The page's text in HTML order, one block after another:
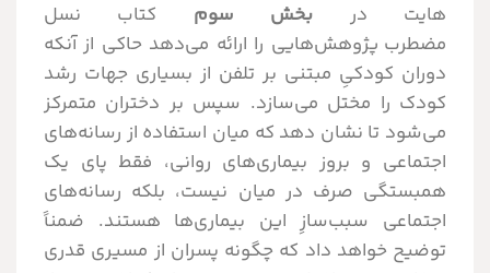
هایت در بخش سوم کتاب نسل
مضطرب پژوهش‌هایی را ارائه می‌دهد حاکی از آنکه
دوران کودکیِ مبتنی بر تلفن از بسیاری جهات رشد
کودک را مختل می‌سازد. سپس بر دختران متمرکز
می‌شود تا نشان دهد که میان استفاده از رسانه‌های
اجتماعی و بروز بیماری‌های روانی، فقط پای یک
همبستگی صرف در میان نیست، بلکه رسانه‌های
اجتماعی سبب‌سازِ این بیماری‌ها هستند. ضمناً
توضیح خواهد داد که چگونه پسران از مسیری قدری